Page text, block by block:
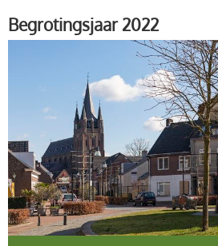
Begrotingsjaar 2022